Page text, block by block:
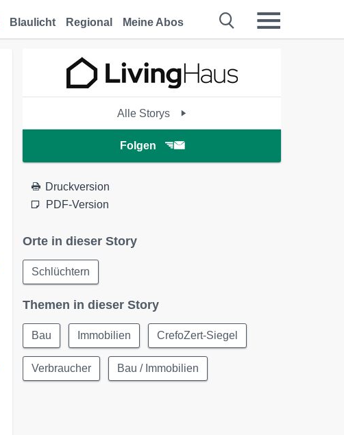
Blaulicht Regional Meine Abos
Alle Storys
Folgen
Druckversion
PDF-Version
Orte in dieser Story
Schlüchtern
Themen in dieser Story
Bau Immobilien CrefoZert-Siegel
Verbraucher Bau / Immobilien